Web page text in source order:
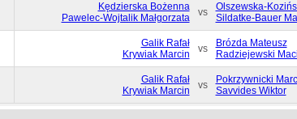
Kędzierska Bożenna
Pawelec-Wojtalik Małgorzata
vs
Olszewska-
Sildatke-Bauer
Galik Rafał
Krywiak Marcin
vs
Brózda Mateusz
Radziejewski
Galik Rafał
Krywiak Marcin
vs
Pokrzywnicki
Savvides Wiktor